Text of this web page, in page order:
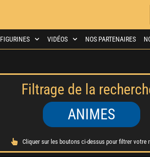
FIGURINES VIDÉOS NOS PARTENAIRES
Filtrage de la
ANIMES
Cliquer sur les boutons ci-dessus pour filtrer votre